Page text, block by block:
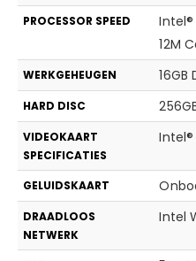
PROCESSOR SPEED
12M
WERKGEHEUGEN 16GB
HARD DISC
VIDEOKAART
SPECIFICATIES
Intel®
GELUIDSKAART
DRAADLOOS
NETWERK
Intel